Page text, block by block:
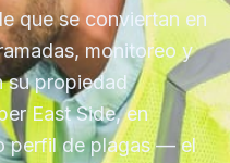
que se conviertan en
monitoreo y
su propiedad
East Side, en
perfil de plagas — el